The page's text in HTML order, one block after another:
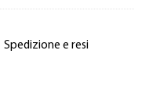
Spedizione e resi